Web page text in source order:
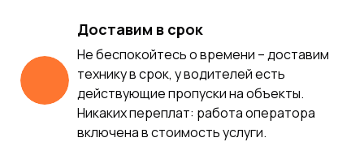
Доставим в срок
Не беспокойтесь о времени – доставим
технику в срок, у водителей есть
действующие пропуски на объекты.
Никаких переплат: работа оператора
включена в стоимость услуги.